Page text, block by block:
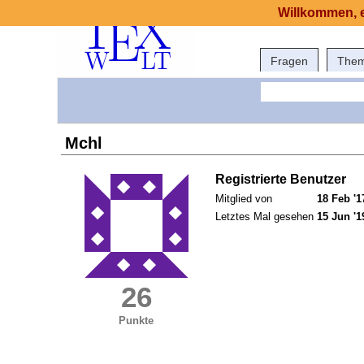
Fragen
Mchl
26
Punkte
Registrierte Benutzer
Mitglied von
18 Feb
Letztes Mal gesehen 15 Jun
Willkommen,